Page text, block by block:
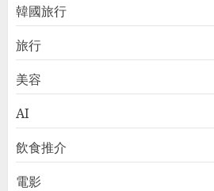
韓國旅行
旅行
美容
AI
飲食推介
電影